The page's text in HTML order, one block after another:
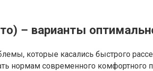
– варианты
которые касались быстрого
нормам современного комфортного